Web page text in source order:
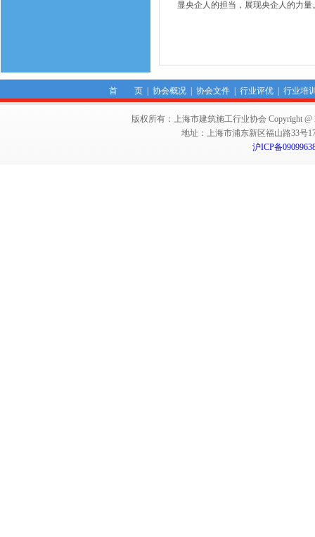
显央企人的担当，展现央企人的力
首 页| 协会概况| 协会文件| 行业评优| 行业培
版权所有：上海市建筑施工行业协会 Copyright @
地址：上海市浦东新区福山路33号
沪ICP备